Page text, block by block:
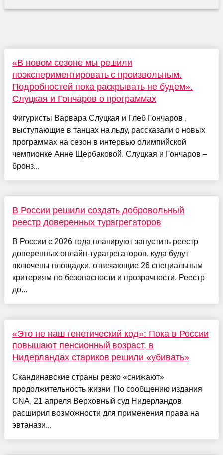
«В новом сезоне мы решили
поэкспериментировать с произвольным.
Подробностей пока раскрывать не будем».
Слуцкая и Гончаров о программах
Фигуристы Варвара Слуцкая и Глеб Гончаров ,
выступающие в танцах на льду, рассказали о новых
программах на сезон в интервью олимпийской
чемпионке Анне Щербаковой. Слуцкая и Гончаров –
бронз...
В России решили создать добровольный
реестр доверенных турагрегаторов
В России с 2026 года планируют запустить реестр
доверенных онлайн-турагрегаторов, куда будут
включены площадки, отвечающие 26 специальным
критериям по безопасности и прозрачности. Реестр
до...
«Это не наш генетический код»: Пока в России
повышают пенсионный возраст, в
Нидерландах стариков решили «убивать»
Скандинавские страны резко «снижают»
продолжительность жизни. По сообщению издания
CNA, 21 апреля Верховный суд Нидерландов
расширил возможности для применения права на
эвтанази...